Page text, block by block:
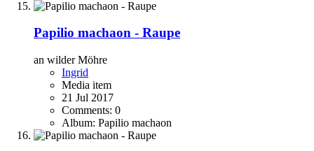
Papilio machaon - Raupe
an wilder Möhre
Ingrid
Media item
21 Jul 2017
Comments: 0
Album: Papilio machaon